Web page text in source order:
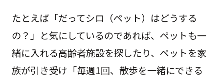
たとえば「だってシロ（ペット）はどうする
の？」と気にしているのであれば、ペットも一
緒に入れる高齢者施設を探したり、ペットを家
族が引き受け「毎週1回、散歩を一緒にできる